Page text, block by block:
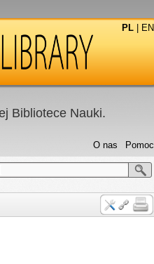
PL EN
Bibliotece Nauki.
Pomoc
O nas